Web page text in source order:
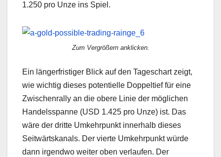
1.250 pro Unze ins Spiel.
Zum Vergrößern anklicken.
Ein längerfristiger Blick auf den Tageschart zeigt,
wie wichtig dieses potentielle Doppeltief für eine
Zwischenrally an die obere Linie der möglichen
Handelsspanne (USD 1.425 pro Unze) ist. Das
wäre der dritte Umkehrpunkt innerhalb dieses
Seitwärtskanals. Der vierte Umkehrpunkt würde
dann irgendwo weiter oben verlaufen. Der